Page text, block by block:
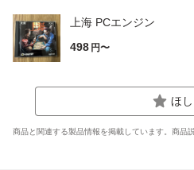
上海 PCエンジン
498 円〜
ほ
商品と関連する製品情報を掲載しています。商品